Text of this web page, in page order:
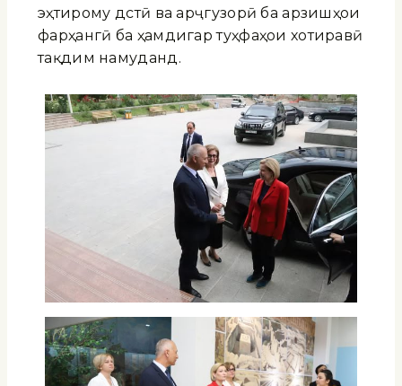
эҳтирому дӯстӣ ва арҷгузорӣ ба арзишҳои
фарҳангӣ ба ҳамдигар туҳфаҳои хотиравӣ
тақдим намуданд.